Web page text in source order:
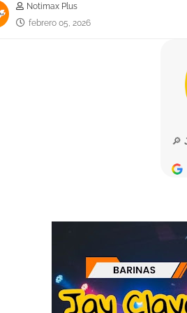
Notimax Plus
febrero 05, 2026